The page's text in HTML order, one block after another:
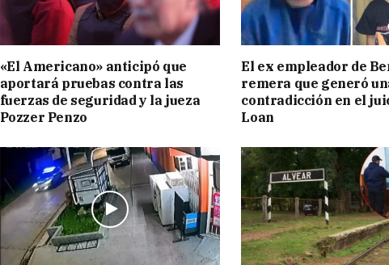
«El Americano» anticipó que
aportará pruebas contra las
fuerzas de seguridad y la jueza
Pozzer Penzo
El ex empleador de
remera que generó
contradicción en el
Loan